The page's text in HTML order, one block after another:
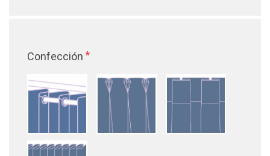
Confección *